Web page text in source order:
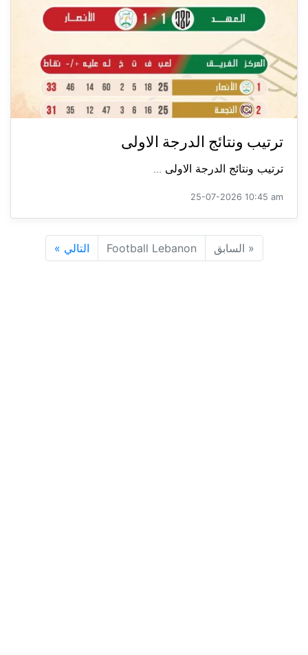
ترتيب ونتائج الدرجة الاولى
ترتيب ونتائج الدرجة الاولى ...
25-07-2026 10:45 am
« السابق Football Lebanon التالي »